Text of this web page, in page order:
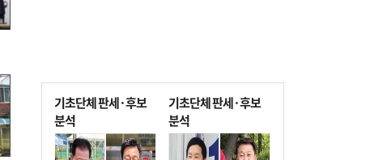
기초단체 판세·후보
분석
기초단체 판세·후보
분석